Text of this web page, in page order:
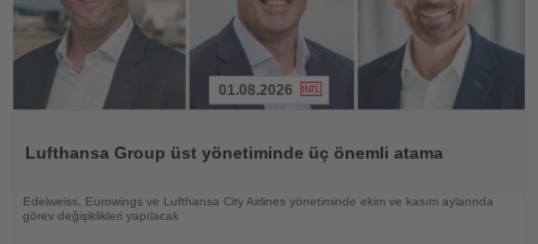
01.08.2026
Lufthansa Group üst yönetiminde üç önemli atama
Edelweiss, Eurowings ve Lufthansa City Airlines yönetiminde ekim ve kasım aylarında
görev değişiklikleri yapılacak